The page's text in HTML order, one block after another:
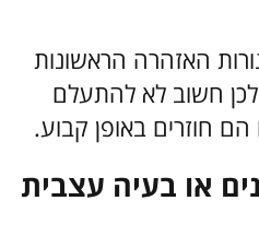
האזהרה הראשונות
חשוב לא להתעלם
חוזרים באופן קבוע.
או בעיה עצבית